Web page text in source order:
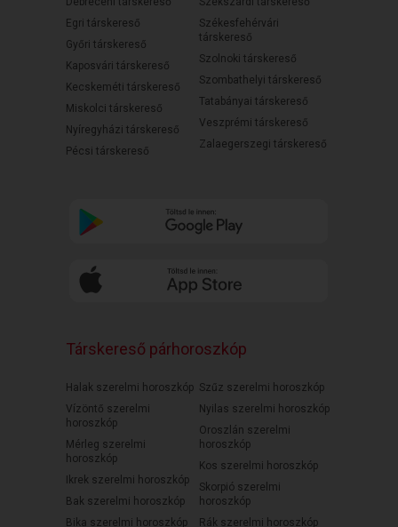
Egri társkereső
Győri társkereső
Kaposvári társkereső
Kecskeméti társkereső
Miskolci társkereső
Nyíregyházi társkereső
Pécsi társkereső
Székesfehérvári
társkereső
Szolnoki társkereső
Szombathelyi társkereső
Tatabányai társkereső
Veszprémi társkereső
Zalaegerszegi társkereső
Társkereső párhoroszkóp
Halak szerelmi horoszkóp
Vízöntő szerelmi
horoszkóp
Mérleg szerelmi
horoszkóp
Ikrek szerelmi horoszkóp
Bak szerelmi horoszkóp
Bika szerelmi horoszkóp
Szűz szerelmi horoszkóp
Nyilas szerelmi horoszkóp
Oroszlán szerelmi
horoszkóp
Kos szerelmi horoszkóp
Skorpió szerelmi
horoszkóp
Rák szerelmi horoszkóp